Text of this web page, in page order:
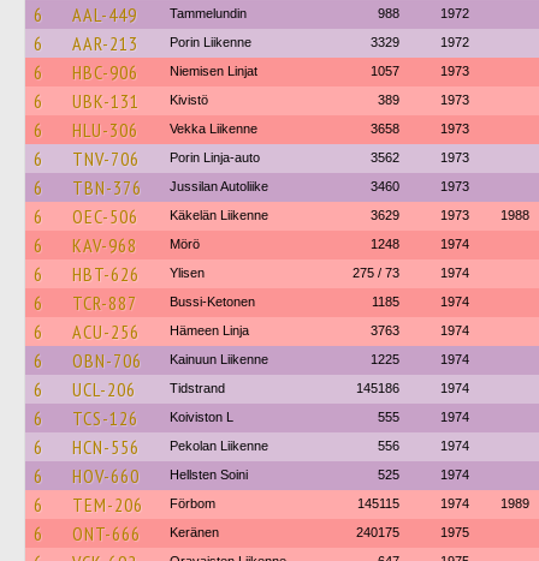
6 AAL-449 Tammelundin 988 1972
6 AAR-213 Porin Liikenne 3329 1972
6 HBC-906 Niemisen Linjat 1057 1973
6 UBK-131 Kivistö 389 1973
6 HLU-306 Vekka Liikenne 3658 1973
6 TNV-706 Porin Linja-auto 3562 1973
6 TBN-376 Jussilan Autoliike 3460 1973
6 OEC-506 Käkelän Liikenne 3629 1973 1988
6 KAV-968 Mörö 1248 1974
6 HBT-626 Ylisen 275 / 73 1974
6 TCR-887 Bussi-Ketonen 1185 1974
6 ACU-256 Hämeen Linja 3763 1974
6 OBN-706 Kainuun Liikenne 1225 1974
6 UCL-206 Tidstrand 145186 1974
6 TCS-126 Koiviston L 555 1974
6 HCN-556 Pekolan Liikenne 556 1974
6 HOV-660 Hellsten Soini 525 1974
6 TEM-206 Förbom 145115 1974 1989
6 ONT-666 Keränen 240175 1975